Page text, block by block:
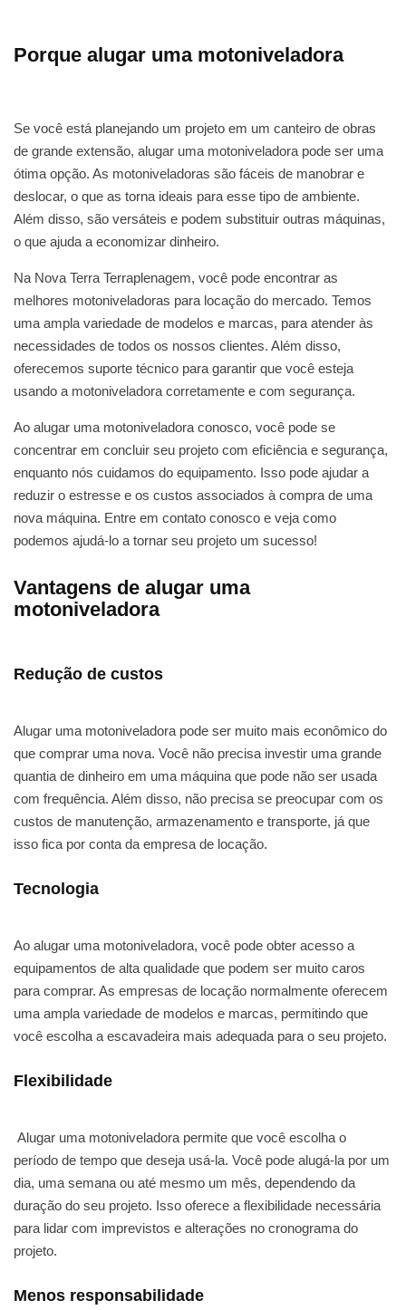
Porque alugar uma motoniveladora
Se você está planejando um projeto em um canteiro de obras
de grande extensão, alugar uma motoniveladora pode ser uma
ótima opção. As motoniveladoras são fáceis de manobrar e
deslocar, o que as torna ideais para esse tipo de ambiente.
Além disso, são versáteis e podem substituir outras máquinas,
o que ajuda a economizar dinheiro.
Na Nova Terra Terraplenagem, você pode encontrar as
melhores motoniveladoras para locação do mercado. Temos
uma ampla variedade de modelos e marcas, para atender às
necessidades de todos os nossos clientes. Além disso,
oferecemos suporte técnico para garantir que você esteja
usando a motoniveladora corretamente e com segurança.
Ao alugar uma motoniveladora conosco, você pode se
concentrar em concluir seu projeto com eficiência e segurança,
enquanto nós cuidamos do equipamento. Isso pode ajudar a
reduzir o estresse e os custos associados à compra de uma
nova máquina. Entre em contato conosco e veja como
podemos ajudá-lo a tornar seu projeto um sucesso!
Vantagens de alugar uma
motoniveladora
Redução de custos
Alugar uma motoniveladora pode ser muito mais econômico do
que comprar uma nova. Você não precisa investir uma grande
quantia de dinheiro em uma máquina que pode não ser usada
com frequência. Além disso, não precisa se preocupar com os
custos de manutenção, armazenamento e transporte, já que
isso fica por conta da empresa de locação.
Tecnologia
Ao alugar uma motoniveladora, você pode obter acesso a
equipamentos de alta qualidade que podem ser muito caros
para comprar. As empresas de locação normalmente oferecem
uma ampla variedade de modelos e marcas, permitindo que
você escolha a escavadeira mais adequada para o seu projeto.
Flexibilidade
Alugar uma motoniveladora permite que você escolha o
período de tempo que deseja usá-la. Você pode alugá-la por um
dia, uma semana ou até mesmo um mês, dependendo da
duração do seu projeto. Isso oferece a flexibilidade necessária
para lidar com imprevistos e alterações no cronograma do
projeto.
Menos responsabilidade